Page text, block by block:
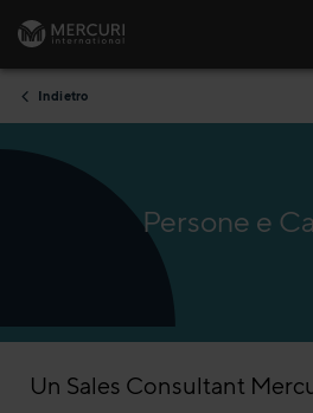
Vai al contenuto
Indietro
Persone e
Un Sales Consultant